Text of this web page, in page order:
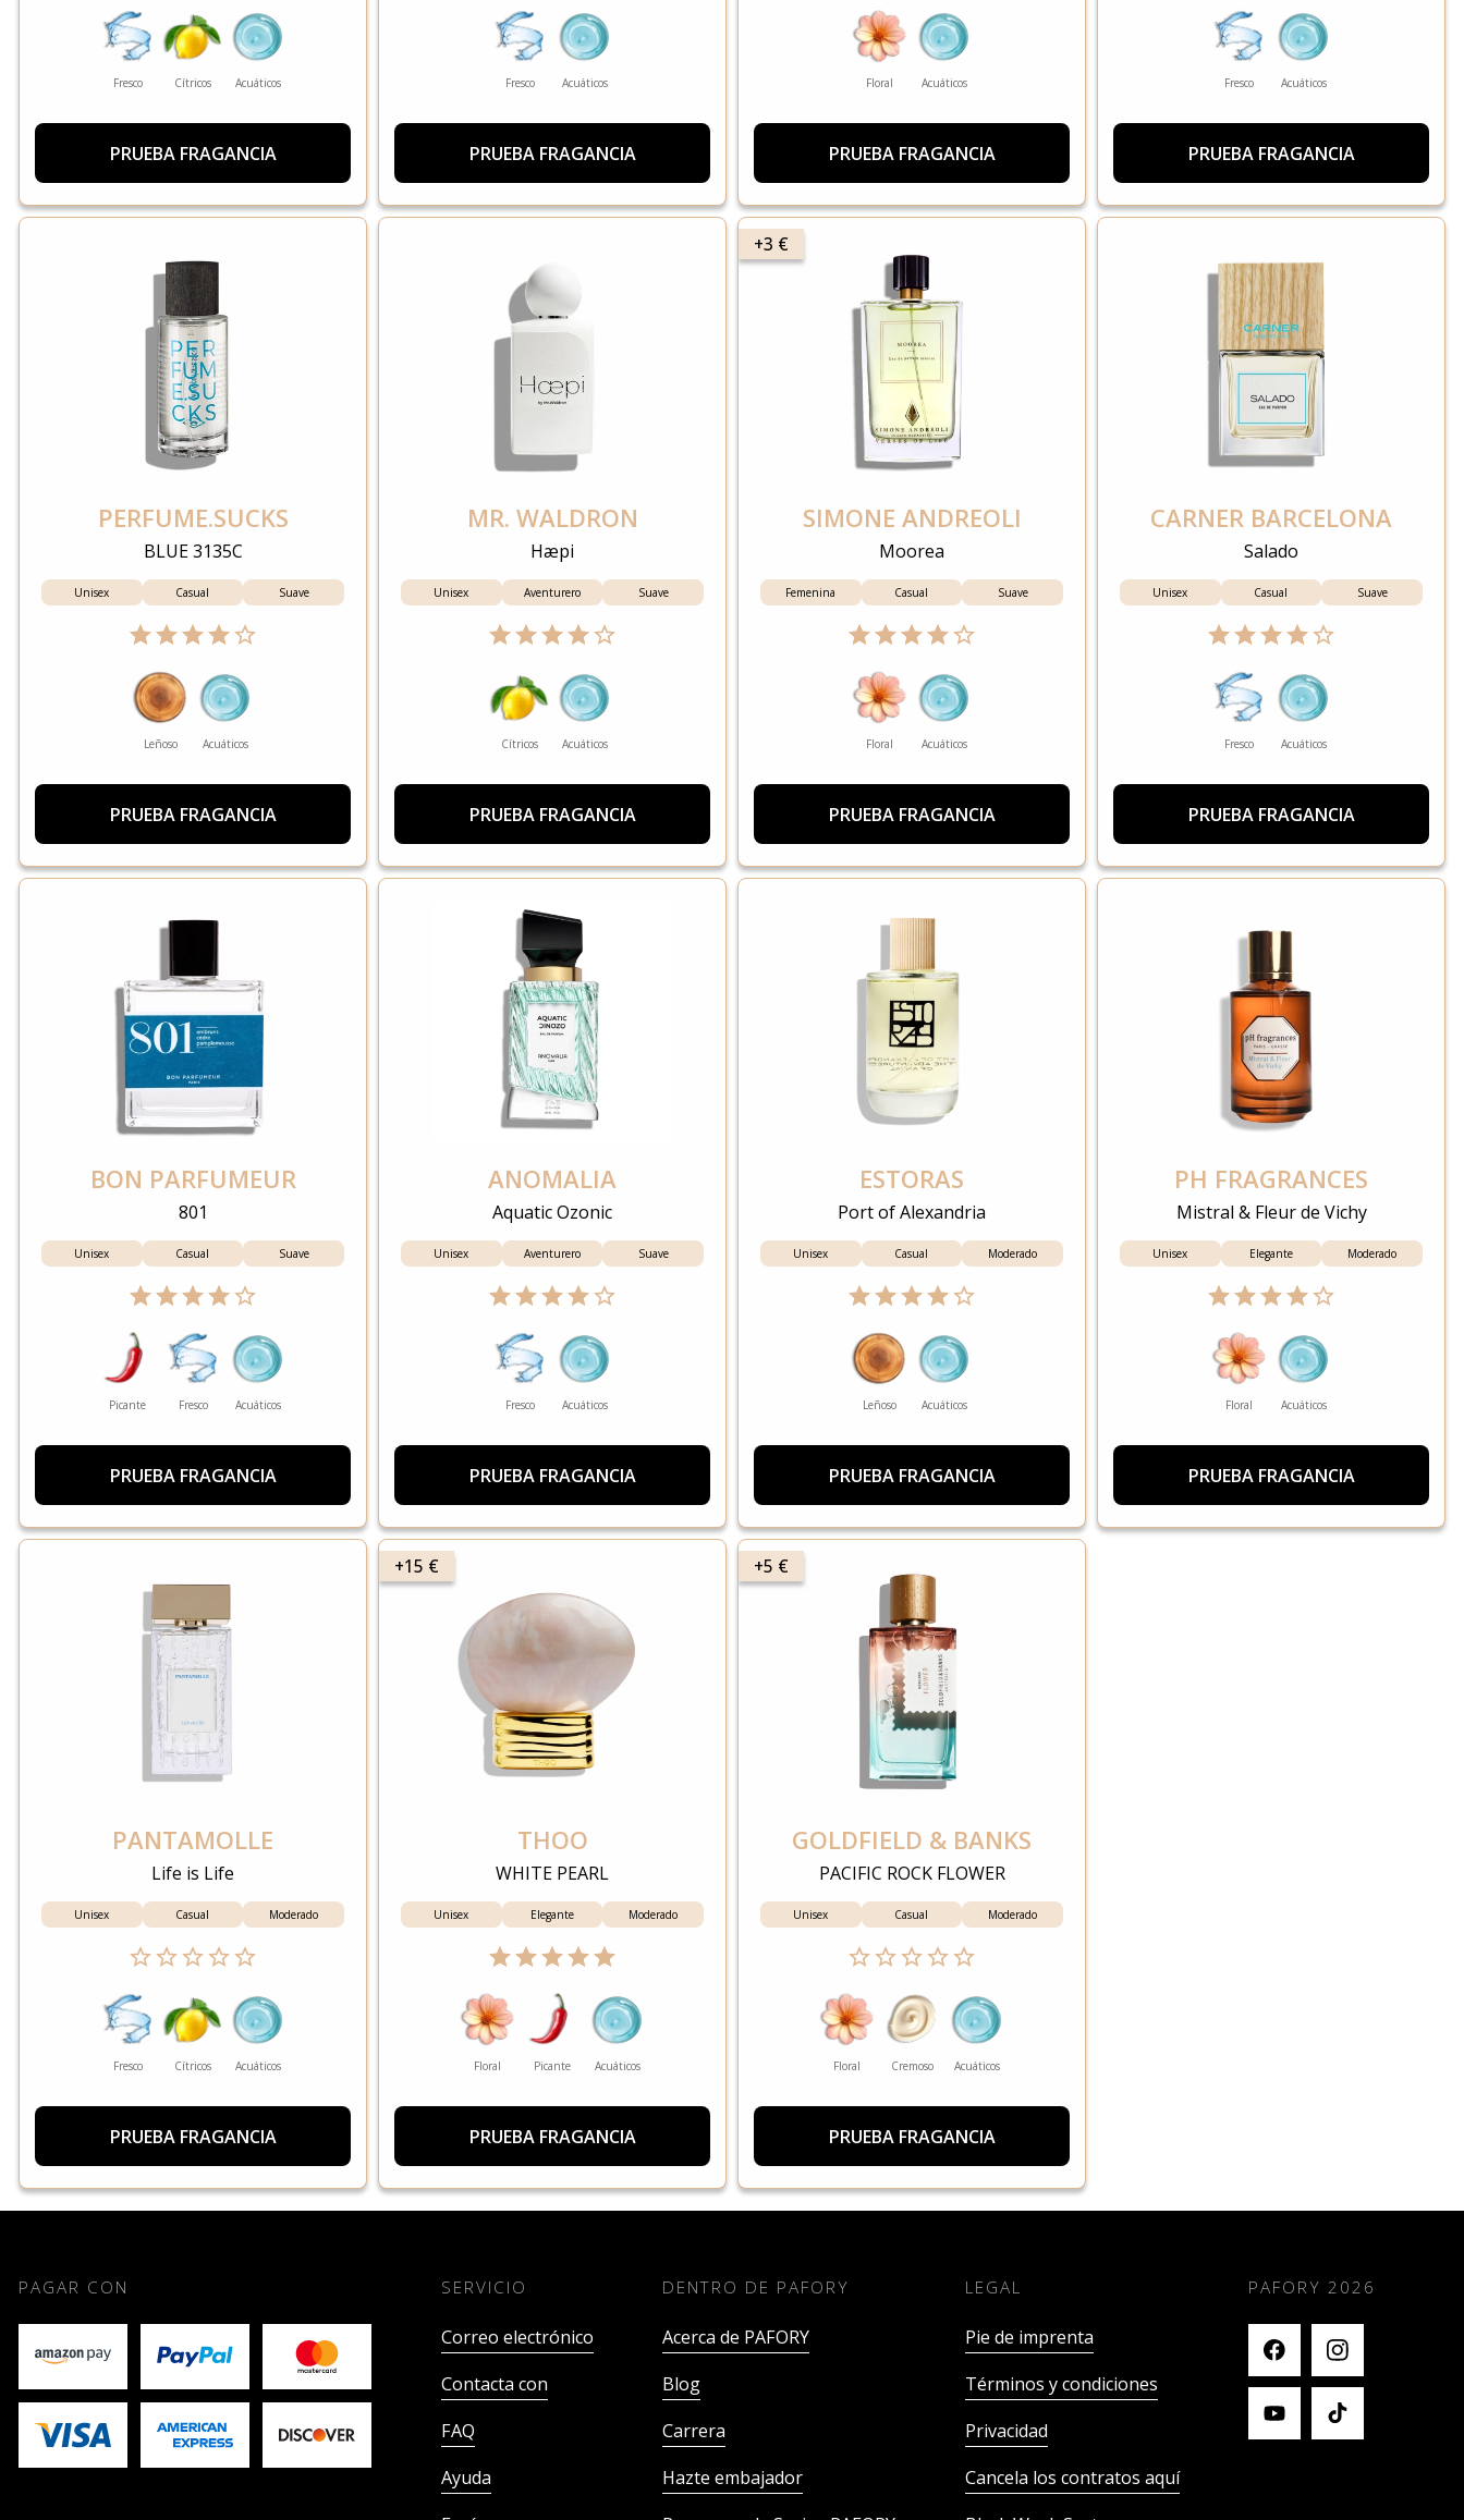
Fresco Cítricos Acuáticos
PRUEBA FRAGANCIA
Fresco Acuáticos
PRUEBA FRAGANCIA
Floral Acuáticos
PRUEBA FRAGANCIA
Fresco Acuáticos
PRUEBA FRAGANCIA
PERFUME.SUCKS
BLUE 3135C
Unisex Casual Suave
Leñoso Acuáticos
PRUEBA FRAGANCIA
MR. WALDRON
Hæpi
Unisex Aventurero Suave
Cítricos Acuáticos
PRUEBA FRAGANCIA
+3 €
SIMONE ANDREOLI
Moorea
Femenina Casual Suave
Floral Acuáticos
PRUEBA FRAGANCIA
CARNER BARCELONA
Salado
Unisex Casual Suave
Fresco Acuáticos
PRUEBA FRAGANCIA
BON PARFUMEUR
801
Unisex Casual Suave
Picante Fresco Acuáticos
PRUEBA FRAGANCIA
ANOMALIA
Aquatic Ozonic
Unisex Aventurero Suave
Fresco Acuáticos
PRUEBA FRAGANCIA
ESTORAS
Port of Alexandria
Unisex Casual Moderado
Leñoso Acuáticos
PRUEBA FRAGANCIA
PH FRAGRANCES
Mistral & Fleur de Vichy
Unisex Elegante Moderado
Floral Acuáticos
PRUEBA FRAGANCIA
PANTAMOLLE
Life is Life
Unisex Casual Moderado
Fresco Cítricos Acuáticos
PRUEBA FRAGANCIA
+15 €
THOO
WHITE PEARL
Unisex Elegante Moderado
Floral Picante Acuáticos
PRUEBA FRAGANCIA
+5 €
GOLDFIELD & BANKS
PACIFIC ROCK FLOWER
Unisex Casual Moderado
Floral Cremoso Acuáticos
PRUEBA FRAGANCIA
PAGAR CON SERVICIO
Correo electrónico
Contacta con
FAQ
Ayuda
DENTRO DE PAFORY
Acerca de PAFORY
Blog
Carrera
Hazte embajador
LEGAL
Pie de imprenta
Términos y condiciones
Privacidad
Cancela los contratos aquí
PAFORY2026